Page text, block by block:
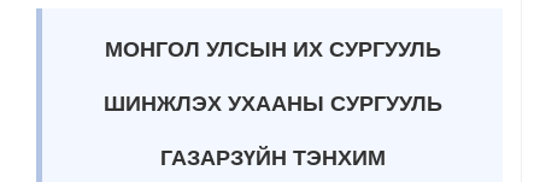
МОНГОЛ УЛСЫН ИХ СУРГУУЛЬ
ШИНЖЛЭХ УХААНЫ СУРГУУЛЬ
ГАЗАРЗҮЙН ТЭНХИМ